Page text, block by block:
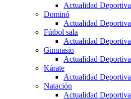
Actualidad Deportiva
Dominó
Actualidad Deportiva
Fútbol sala
Actualidad Deportiva
Gimnasio
Actualidad Deportiva
Kárate
Actualidad Deportiva
Natación
Actualidad Deportiva